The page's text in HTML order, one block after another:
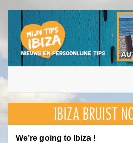
IBIZA BRUIST
We’re going to Ibiza !